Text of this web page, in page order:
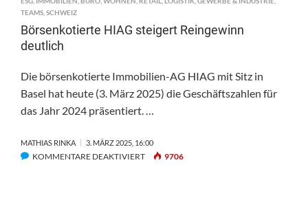
TEAMS SCHWEIZ
Börsenkotierte HIAG steigert Reingewinn
deutlich
Die börsenkotierte Immobilien-AG HIAG mit Sitz in
Basel hat heute (3. März 2025) die Geschäftszahlen für
das Jahr 2024 präsentiert. …
MATHIAS RINKA 3. MÄRZ 2025, 16:00
KOMMENTARE DEAKTIVIERTFÜR 9706